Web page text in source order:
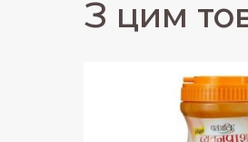
корисна природна
холестерину,
І користь лецитину
здатний позитивно
З цим